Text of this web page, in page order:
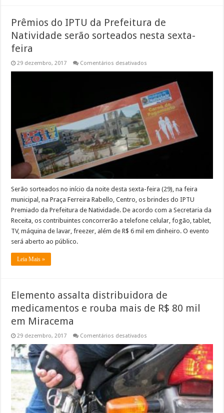
Prêmios do IPTU da Prefeitura de
Natividade serão sorteados nesta sexta-
feira
29 dezembro, 2017 Comentários desativados
da
Prefeitura
de
Natividade
serão
sorteados
nesta
sexta-
feira
Serão sorteados no início da noite desta sexta-feira (29), na feira
municipal, na Praça Ferreira Rabello, Centro, os brindes do IPTU
Premiado da Prefeitura de Natividade. De acordo com a Secretaria da
Receita, os contribuintes concorrerão a telefone celular, fogão, tablet,
TV, máquina de lavar, freezer, além de R$ 6 mil em dinheiro. O evento
será aberto ao público.
Leia Mais »
Elemento assalta distribuidora de
medicamentos e rouba mais de R$ 80 mil
em Miracema
29 dezembro, 2017 Comentários desativados
assalta
distribuidora
de
medicamentos
rouba
mais
de
R$
80